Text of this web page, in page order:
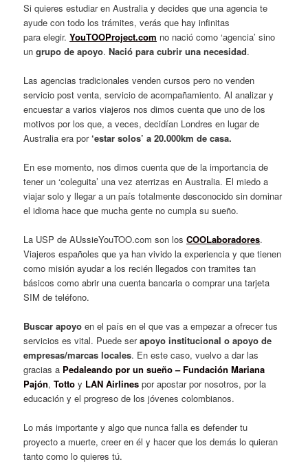
Si quieres estudiar en Australia y decides que una agencia te
ayude con todo los trámites, verás que hay infinitas
para elegir.YouTOOProject.com no nació como ‘agencia’ sino
ungrupo de apoyo.Nació para cubrir una necesidad.
Las agencias tradicionales venden cursos pero no venden
servicio post venta, servicio de acompañamiento. Al analizar y
encuestar a varios viajeros nos dimos cuenta que uno de los
motivos por los que, a veces, decidían Londres en lugar de
Australia era por‘estar solos’ a 20.000km de casa.
En ese momento, nos dimos cuenta que de la importancia de
tener un ‘coleguita’ una vez aterrizas en Australia. El miedo a
viajar solo y llegar a un país totalmente desconocido sin dominar
el idioma hace que mucha gente no cumpla su sueño.
La USP de AUssieYouTOO.com son losCOOLaboradores.
Viajeros españoles que ya han vivido la experiencia y que tienen
como misión ayudar a los recién llegados con tramites tan
básicos como abrir una cuenta bancaria o comprar una tarjeta
SIM de teléfono.
Buscar apoyo en el país en el que vas a empezar a ofrecer tus
servicios es vital. Puede serapoyo institucional o apoyo de
empresas/marcas locales. En este caso, vuelvo a dar las
gracias a Pedaleando por un sueño – Fundación Mariana
Pajón,Totto y LAN Airlines por apostar por nosotros, por la
educación y el progreso de los jóvenes colombianos.
Lo más importante y algo que nunca falla es defender tu
proyecto a muerte, creer en él y hacer que los demás lo quieran
tanto como lo quieres tú.